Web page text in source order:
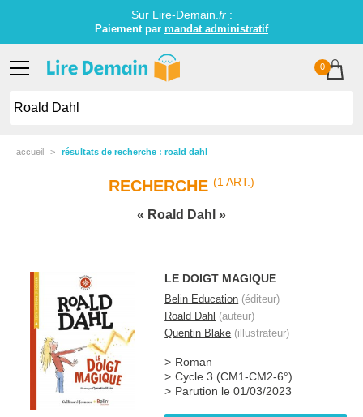
Sur Lire-Demain. fr:
Paiement par mandat administratif
0
accueil résultats de recherche : roald dahl
RECHERCHE (1 ART.)
Roald Dahl
LE DOIGT MAGIQUE
Belin Education (éditeur)
Roald Dahl (auteur)
Quentin Blake (illustrateur)
Roman
Cycle 3 (CM1-CM2-6°)
Parution le 01/03/2023